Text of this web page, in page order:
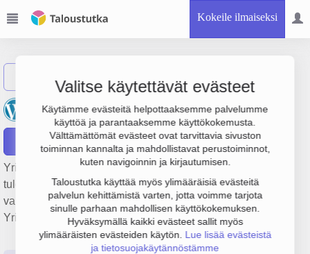
Kokeile ilmaiseksi
Valitse käytettävät evästeet
Käytämme evästeitä helpottaaksemme palvelumme
käyttöä ja parantaaksemme käyttökokemusta.
Välttämättömät evästeet ovat tarvittavia sivuston
toiminnan kannalta ja mahdollistavat perustoiminnot,
kuten navigoinnin ja kirjautumisen.
Taloustutka käyttää myös ylimääräisiä evästeitä
palvelun kehittämistä varten, jotta voimme tarjota
sinulle parhaan mahdollisen käyttökokemuksen.
Hyväksymällä kaikki evästeet sallit myös
ylimääräisten evästeiden käytön. Lue lisää evästeistä
ja tietosuojakäytännöstämme
Kokkolan Autoilijat Oy
Raportit
Yrityksen Kokkolan Autoilijat Oy liikevaihto on 8.7 milj. € ja
tulos 263 000 €. Sen päätoimiala on Rakennuspaikan
valmistelutyöt, perustamisvuosi 1978 ja sijainti Kokkola.
Yrityksen yhtiömuoto Osakeyhtiö (OY).